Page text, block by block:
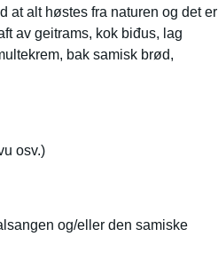
at alt høstes fra naturen og det er
av geitrams, kok biđus, lag
bak samisk brød,
osv.)
og/eller den samiske